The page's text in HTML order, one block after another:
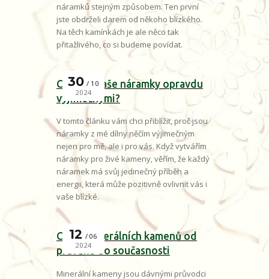
náramků stejným způsobem. Ten první
jste obdrželi darem od někoho blízkého.
Na těch kamínkách je ale něco tak
přitažlivého, co si budeme povídat.
Co dělá naše náramky opravdu
výjimečnými?
30
10
2024
V tomto článku vám chci přiblížit, proč jsou
náramky z mé dílny něčím výjimečným
nejen pro mě, ale i pro vás. Když vytvářím
náramky pro živé kameny, věřím, že každý
náramek má svůj jedinečný příběh a
energii, která může pozitivně ovlivnit vás i
vaše blízké.
Cesta minerálních kamenů od
pravěku do současnosti
12
06
2024
Minerální kameny jsou dávnými průvodci